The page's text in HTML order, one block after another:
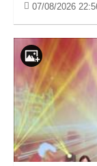
07/08/2026